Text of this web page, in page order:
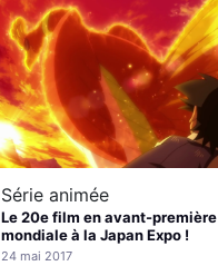
Série animée
Le 20e film en avant-première
mondiale à la Japan Expo !
24 mai 2017